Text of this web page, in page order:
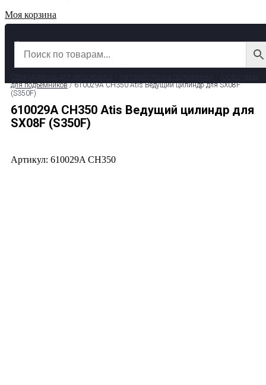
Моя корзина
✆ 8 (800) 511-39-29
для подъемников/ 610029A CH350 Atis Ведущий цилиндр для SX08F
(S350F)
610029A CH350 Atis Ведущий цилиндр для
SX08F (S350F)
Артикул: 610029A CH350